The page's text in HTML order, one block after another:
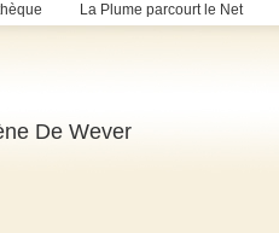
La Plume parcourt le Net
De Wever